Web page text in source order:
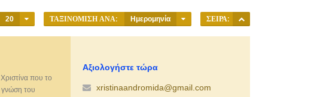
20 ΤΑΞΙΝΌΜΙΣΗ ΑΝΆ: Ημερομηνία ΣΕΙΡΆ:
που το
γνώση του
Αξιολογήστε τώρα
xristinaandromida@gmail.com